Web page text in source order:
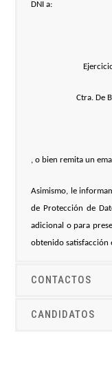
DNI a:
Ctra. De
, o bien remita un
Asimismo, le
de Protección de
adicional o para
obtenido satisfacción
CONTACTOS
CANDIDATOS